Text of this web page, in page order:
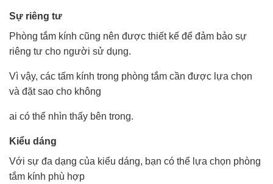
Sự riêng tư
Phòng tắm kính cũng nên được thiết kế để đảm bảo sự
riêng tư cho người sử dụng.
Vì vậy, các tấm kính trong phòng tắm cần được lựa chọn
và đặt sao cho không
ai có thể nhìn thấy bên trong.
Kiểu dáng
Với sự đa dạng của kiểu dáng, bạn có thể lựa chọn phòng
tắm kính phù hợp